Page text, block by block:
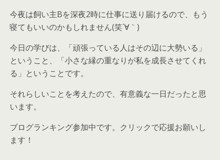
今夜は飼い主Bを深夜2時に仕事に送り届けるので、もう
寝てもいいのかもしれません(笑´∀｀)
今日の学びは、「頑張っている人はその辺に大勢いる」
ということ、「小さな縁の重なりが私を成長させてくれ
る」ということです。
それらしいことを考えたので、有意義な一日だったと思
います。
ブログランキング参加中です。クリックで応援お願いし
ます！